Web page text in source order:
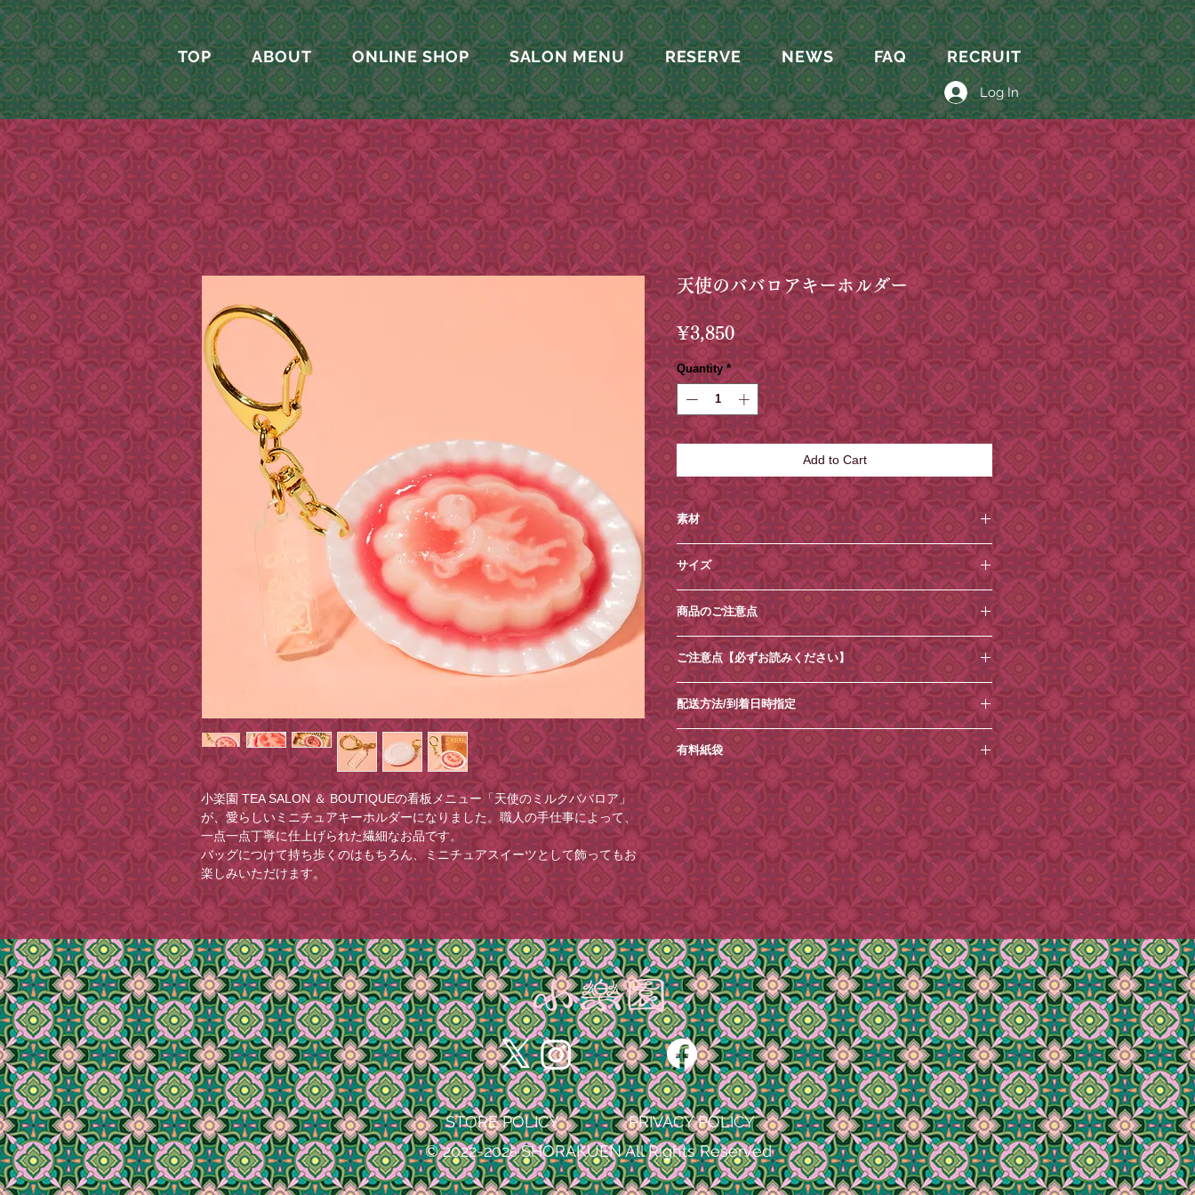
TOP ABOUT ONLINE SHOP SALON MENU RESERVE NEWS FAQ RECRUIT
Log In
小楽園 TEA SALON ＆ BOUTIQUEの看板メニュー「天使のミルクババロア」
が、愛らしいミニチュアキーホルダーになりました。職人の手仕事によって、
一点一点丁寧に仕上げられた繊細なお品です。
バッグにつけて持ち歩くのはもちろん、ミニチュアスイーツとして飾ってもお
楽しみいただけます。
※画面上での色味や質感は実物とは異なる場合がございます。あらかじめご了
承ください。
天使のババロアキーホルダー
¥3,850Price
Quantity *
Add to Cart
素材
⚪︎樹脂、アクリル
サイズ
⚪︎全長：10.7cm
⚪︎ババロア：縦4.5cm×横6cm
⚪︎箱サイズ：縦5.5cm×横9cm×奥行き2.5cm
商品のご注意点
・本来の目的以外のご使用は破損の原因になりますので
おやめください。
・加工や素材の特性上、仕上がり寸法・色味・風合いに
は個体差がございます。また、製造過程で樹脂内部に気
泡や小さな粒状の点が生じる場合がございますが、品質
には問題ございません。あらかじめご了承ください。
・素材の特性上、摩擦、汗、湿気、水濡れ等による色落
ち、色移りが生じる場合があります。
・汚れた場合は、乾いたやわらかい布でやさしく拭き取
ってください。
・長時間、直射日光や蛍光灯に当たると変色する場合が
あります。保管には十分にご注意ください。
・火気や高温となるものに近づけないでください。
・小さなお子様の手の届かない所に保管してください。
ご注意点【必ずお読みください】
・土日祝日は発送業務/メール対応はお休みとさせていた
だきます。
・商品内容の変更やキャンセルはお受けできません。
・ご住所の間違いが増えております、十分ご確認の上ご
注文ください。
・お送り先ご住所等の変更もお受けできかねます。
・到着日時指定がございましたら必ずご注文時の「備考
欄」へ記載ください。（後からご連絡いただいても対応
出来かねる場合がございます。）
・コンビニ決済のお客様は二日以内にお支払いくださ
い。(お振込みが遅れると、着日指定のご希望に添えない
場合がございますので、予めご了承ください。)
・お客様のメールのご使用環境によっては、当店からの
メールが届かない場合がございます。
「@shorakuen.com」からのメールを受信できるよう、
設定をお願いいたします。
・メールアドレスの誤登録、セキュリティエラー等の、
全ての原因におけるメールの不達に関しては、当店は一
切の責任を負いません。
配送方法/到着日時指定
ご希望がございましたら、ご注文時から1週間を目安
に、備考欄にてご指定ください。その他の到着日時指定
はお受けできませんので、ご了承ください。
ご注文の際に
［ショッピングカート］→［備考を追加］からコメント
を追加できますので、そちらにご記入ください。
ご記入がない場合は指定なしでお送りさせていただきま
す。
※ご希望に添えない場合もございます。
※コンビニ決済のお客様は二日以内にお支払いくださ
い。(お振込みが遅れると、着日指定のご希望に添えない
場合がございますので、予めご了承ください。)
有料紙袋
■環境保護の一環として、小楽園オンラインショップで
は2025年4月17日から、紙袋を有料とさせていただいて
おります。
ご理解・ご協力のほどよろしくお願いいたします。
紙袋はこちら から。
STORE POLICY
PRIVACY POLICY
© 2022-2026SHORAKUEN All Rights Reserved